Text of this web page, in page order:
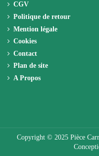
CGV
Politique de retour
Mention légale
Cookies
Contact
Plan de site
A Propos
Copyright © 2025 Pièce